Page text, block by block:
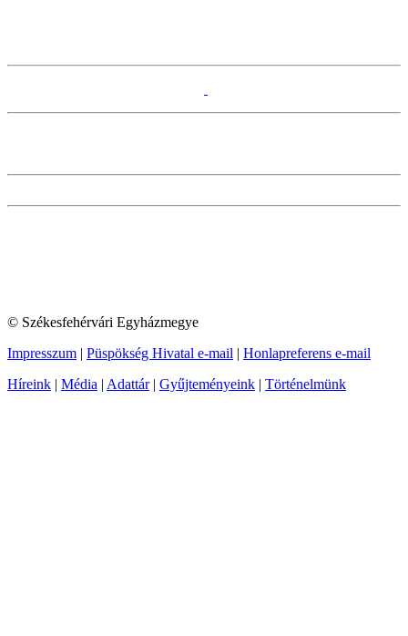
© Székesfehérvári Egyházmegye
Impresszum | Püspökség Hivatal e-mail | Honlapreferens e-mail
Híreink | Média | Adattár| Gyűjteményeink | Történelmünk